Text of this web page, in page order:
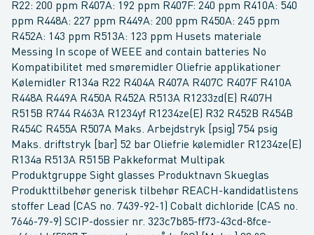
R22: 200 ppm R407A: 192 ppm R407F: 240 ppm R410A: 540
ppm R448A: 227 ppm R449A: 200 ppm R450A: 245 ppm
R452A: 143 ppm R513A: 123 ppm Husets materiale
Messing In scope of WEEE and contain batteries No
Kompatibilitet med smøremidler Oliefrie applikationer
Kølemidler R134a R22 R404A R407A R407C R407F R410A
R448A R449A R450A R452A R513A R1233zd(E) R407H
R515B R744 R463A R1234yf R1234ze(E) R32 R452B R454B
R454C R455A R507A Maks. Arbejdstryk [psig] 754 psig
Maks. driftstryk [bar] 52 bar Oliefrie kølemidler R1234ze(E)
R134a R513A R515B Pakkeformat Multipak
Produktgruppe Sight glasses Produktnavn Skueglas
Produkttilbehør generisk tilbehør REACH-kandidatlistens
stoffer Lead (CAS no. 7439-92-1) Cobalt dichloride (CAS no.
7646-79-9) SCIP-dossier nr. 323c7b85-ff73-43cd-8fce-